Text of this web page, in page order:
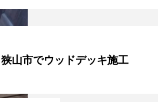
狭山市でウッドデッキ施工